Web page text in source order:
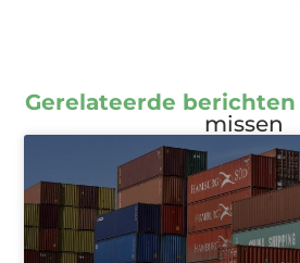
Gerelateerde berichten
missen